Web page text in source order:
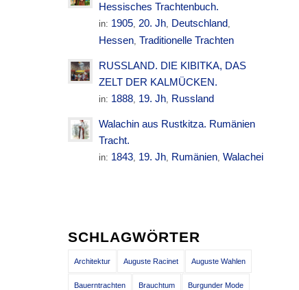
Hessisches Trachtenbuch.
in: 1905,20. Jh, Deutschland,
Hessen, Traditionelle Trachten
RUSSLAND. DIE KIBITKA, DAS
ZELT DER KALMÜCKEN.
in: 1888, 19. Jh, Russland
Walachin aus Rustkitza. Rumänien
Tracht.
in: 1843, 19. Jh, Rumänien,Walachei
SCHLAGWÖRTER
Architektur Auguste Racinet Auguste Wahlen
Bauerntrachten Brauchtum Burgunder Mode